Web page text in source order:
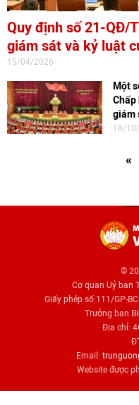
Quy định số 21-QĐ/
giám sát và kỷ luật
15/04/2026
Một
Chấp
giám
18/
«
©
Cơ quan Uỷ ban
Giấy phép số:111/GP-
Trưởng ban
Địa chỉ:
Email:
Website được